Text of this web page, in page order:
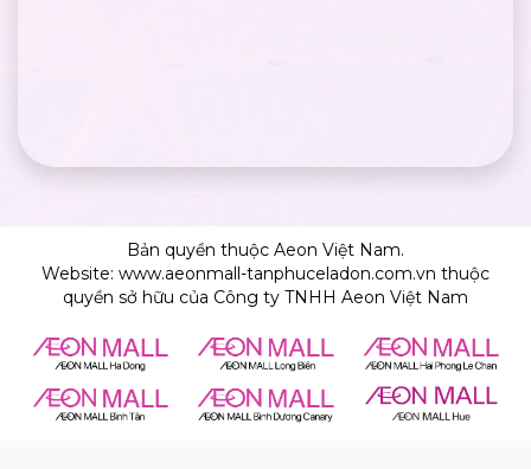
Bản quyền thuộc Aeon Việt Nam.
Website: www.aeonmall-tanphuceladon.com.vn thuộc
quyền sở hữu của Công ty TNHH Aeon Việt Nam